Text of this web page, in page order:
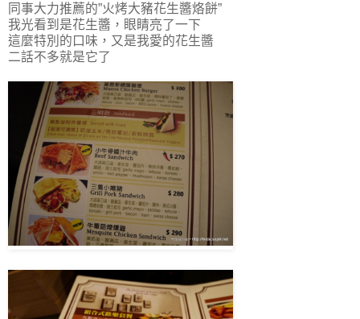
同事大力推薦的”火烤大豬花生醬烙餅”
我光看到是花生醬，眼睛亮了一下
這麼特別的口味，又是我愛的花生醬
二話不多就是它了